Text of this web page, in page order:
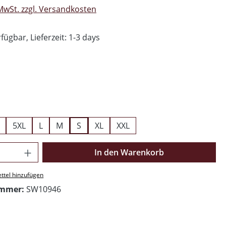
zzgl. Versandkosten
Lieferzeit: 1-3 days
5XL
L M S XL XXL
Gib den gewünschten Wert
In den Warenkorb
hinzufügen
SW10946